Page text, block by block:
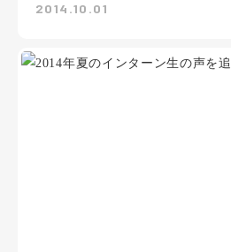
2014.10.01